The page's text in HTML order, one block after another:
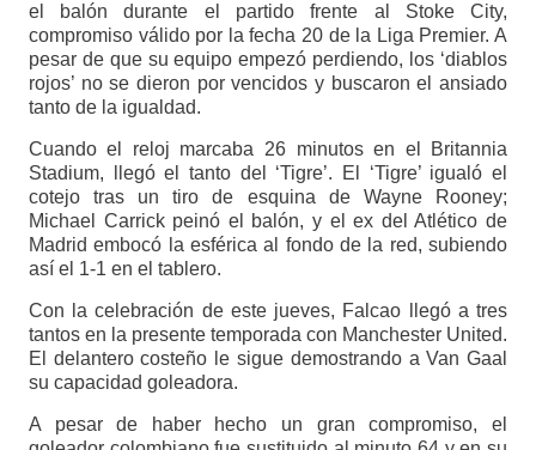
el balón durante el partido frente al Stoke City,
compromiso válido por la fecha 20 de la Liga Premier. A
pesar de que su equipo empezó perdiendo, los ‘diablos
rojos’ no se dieron por vencidos y buscaron el ansiado
tanto de la igualdad.
Cuando el reloj marcaba 26 minutos en el Britannia
Stadium, llegó el tanto del ‘Tigre’. El ‘Tigre’ igualó el
cotejo tras un tiro de esquina de Wayne Rooney;
Michael Carrick peinó el balón, y el ex del Atlético de
Madrid embocó la esférica al fondo de la red, subiendo
así el 1-1 en el tablero.
Con la celebración de este jueves, Falcao llegó a tres
tantos en la presente temporada con Manchester United.
El delantero costeño le sigue demostrando a Van Gaal
su capacidad goleadora.
A pesar de haber hecho un gran compromiso, el